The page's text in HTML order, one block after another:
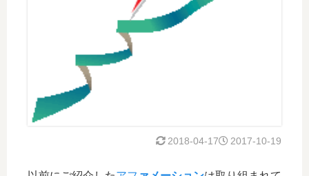
2017-10-19
2018-04-17